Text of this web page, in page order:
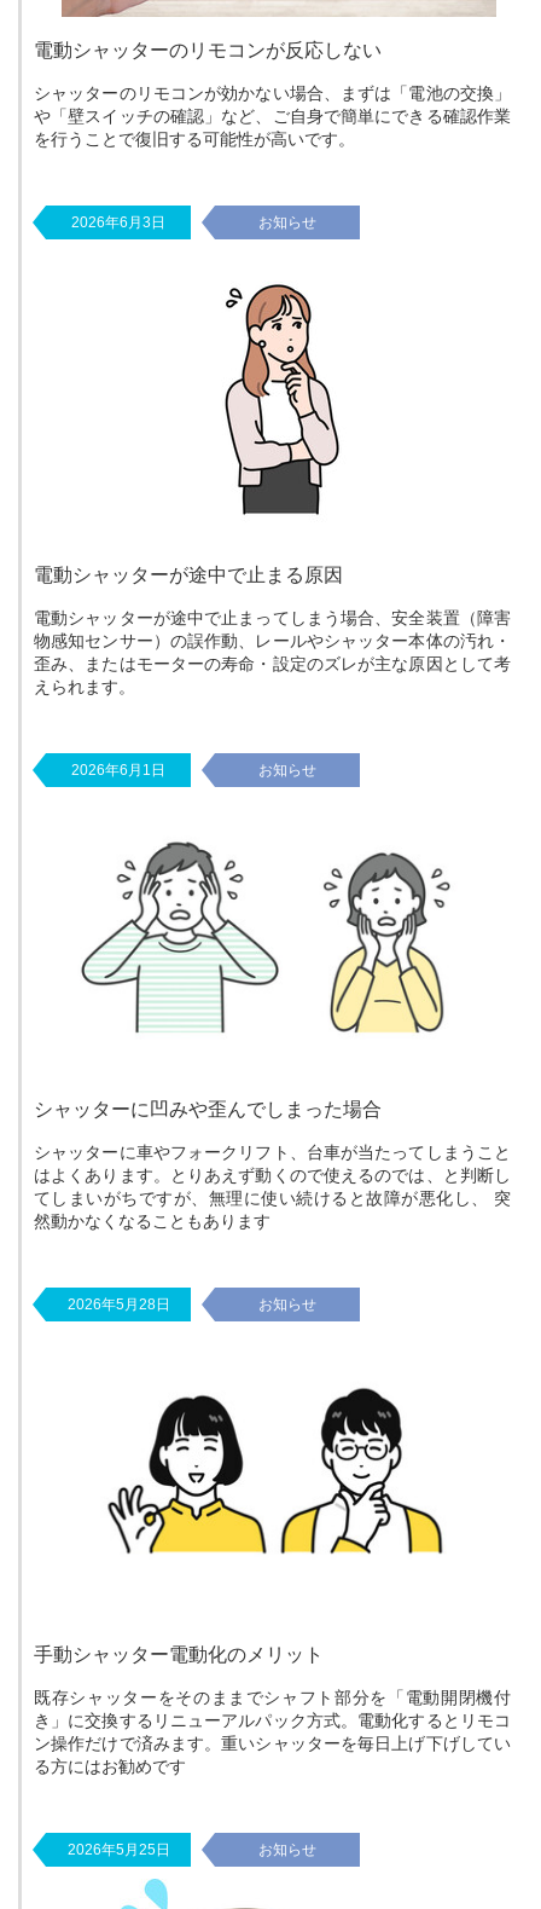
電動シャッターのリモコンが反応しない
シャッターのリモコンが効かない場合、まずは「電池の交換」
や「壁スイッチの確認」など、ご自身で簡単にできる確認作業
を行うことで復旧する可能性が高いです。
2026年6月3日 お知らせ
電動シャッターが途中で止まる原因
電動シャッターが途中で止まってしまう場合、安全装置（障害
物感知センサー）の誤作動、レールやシャッター本体の汚れ・
歪み、またはモーターの寿命・設定のズレが主な原因として考
えられます。
2026年6月1日 お知らせ
シャッターに凹みや歪んでしまった場合
シャッターに車やフォークリフト、台車が当たってしまうこと
はよくあります。とりあえず動くので使えるのでは、と判断し
てしまいがちですが、無理に使い続けると故障が悪化し、 突
然動かなくなることもあります
2026年5月28日 お知らせ
手動シャッター電動化のメリット
既存シャッターをそのままでシャフト部分を「電動開閉機付
き」に交換するリニューアルパック方式。電動化するとリモコ
ン操作だけで済みます。重いシャッターを毎日上げ下げしてい
る方にはお勧めです
2026年5月25日 お知らせ